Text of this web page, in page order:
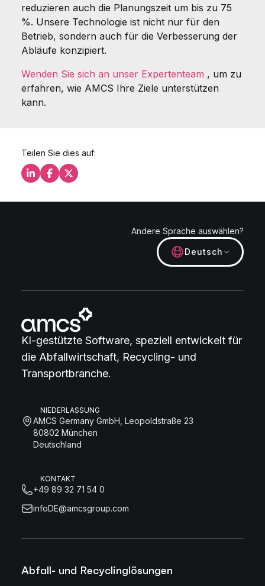
reduzieren auch die Planungszeit um bis zu 75
%. Unsere Technologie ist nicht nur für den
Betrieb, sondern auch für die Verbesserung der
Abläufe konzipiert.
Wenden Sie sich an unser Expertenteam , um zu
erfahren, wie AMCS Ihre Ziele unterstützen
kann.
Teilen Sie dies auf:
Teilen Sie dies auf LinkedIn
Teilen Sie dies auf Facebook
Teilen Sie dies auf X
Andere Sprache auswählen?
Deutsch
KI-gestützte Software, speziell entwickelt für
die Abfallwirtschaft, Recycling- und
Transportbranche.
NIEDERLASSUNG
AMCS Germany GmbH, Leopoldstraße 23
80802 München
Deutschland
KONTAKT
+49 89 32 71 54 0
infoDE@amcsgroup.com
Abfall- und Recyclinglösungen